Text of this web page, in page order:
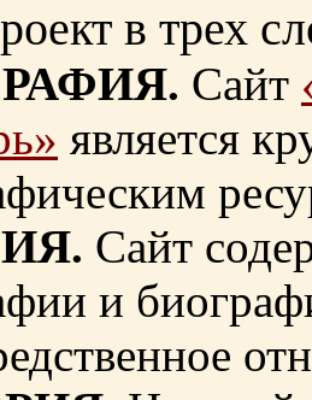
в трех
Сайт
является
Сайт
и